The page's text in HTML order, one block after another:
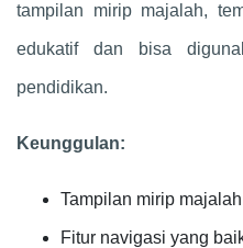
tampilan mirip majalah,
edukatif dan bisa
pendidikan.
Keunggulan:
Tampilan mirip
Fitur navigasi yang